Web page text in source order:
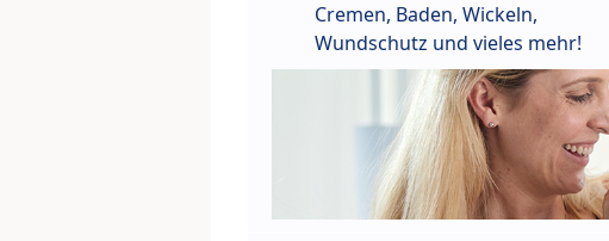
Cremen, Baden, Wickeln,
Wundschutz und vieles mehr!